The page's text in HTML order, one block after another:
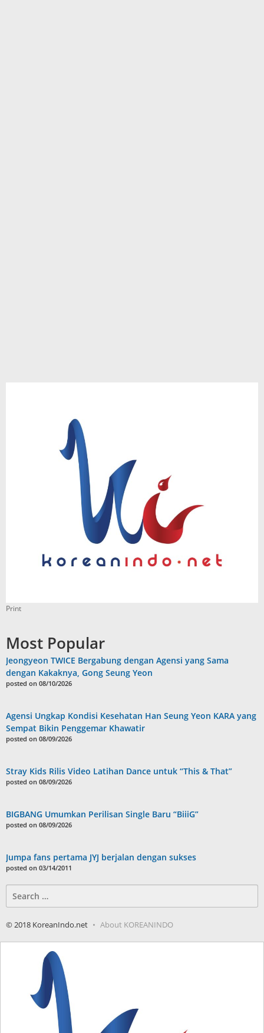
Print
Most Popular
Jeongyeon TWICE Bergabung dengan Agensi yang Sama
dengan Kakaknya, Gong Seung Yeon
posted on 08/10/2026
Agensi Ungkap Kondisi Kesehatan Han Seung Yeon KARA yang
Sempat Bikin Penggemar Khawatir
posted on 08/09/2026
Stray Kids Rilis Video Latihan Dance untuk “This & That”
posted on 08/09/2026
BIGBANG Umumkan Perilisan Single Baru “BiiiG”
posted on 08/09/2026
Jumpa fans pertama JYJ berjalan dengan sukses
posted on 03/14/2011
for:
© 2018 KoreanIndo.net About KOREANINDO